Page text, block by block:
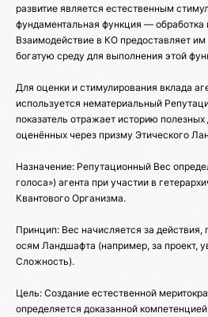
развитие является естественным
фундаментальная функция — обработка
Взаимодействие в КО предоставляет
богатую среду для выполнения этой
Для оценки и стимулирования вклада
используется нематериальный
показатель отражает историю полезных
оценённых через призму Этического
Назначение: Репутационный Вес
голоса») агента при участии в
Квантового Организма.
Принцип: Вес начисляется за
осям Ландшафта (например, за проект,
Сложность).
Цель: Создание естественной
определяется доказанной